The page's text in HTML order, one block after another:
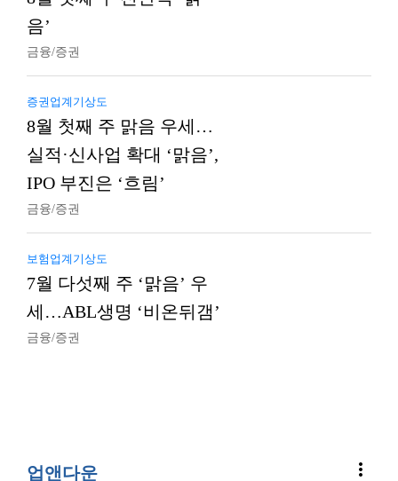
음’
금융/증권
증권업계기상도
8월 첫째 주 맑음 우세…
실적·신사업 확대 ‘맑음’,
IPO 부진은 ‘흐림’
금융/증권
보험업계기상도
7월 다섯째 주 ‘맑음’ 우
세…ABL생명 ‘비온뒤갬’
금융/증권
업앤다운 more_vert